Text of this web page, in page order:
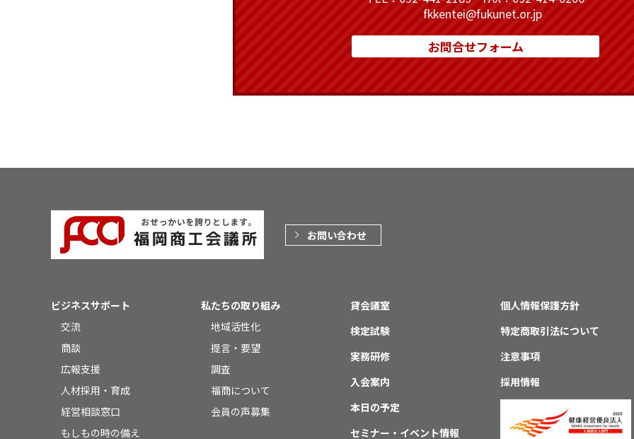
fkkentei@fukunet.or.jp
お問合せフォーム
お問い合わせ
ビジネスサポート
交流
商談
広報支援
人材採用・育成
経営相談窓口
もしもの時の備え
私たちの取り組み
地域活性化
提言・要望
調査
福商について
会員の声募集
貸会議室
検定試験
実務研修
入会案内
本日の予定
セミナー・イベント情報
個人情報保護方針
特定商取引法について
注意事項
採用情報